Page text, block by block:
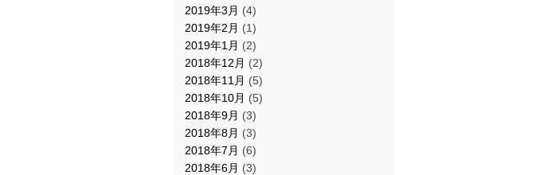
2019年3月 (4)
2019年2月 (1)
2019年1月 (2)
2018年12月 (2)
2018年11月 (5)
2018年10月 (5)
2018年9月 (3)
2018年8月 (3)
2018年7月 (6)
2018年6月 (3)